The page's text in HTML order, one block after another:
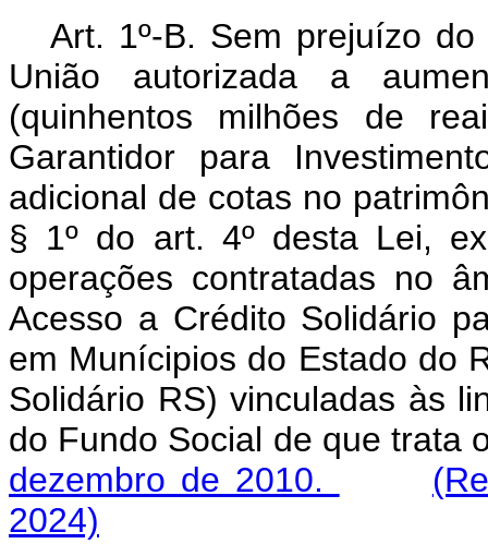
Art. 1º-B. Sem prejuízo
União autorizada a
(quinhentos milhões de
Garantidor para
adicional de cotas no
§ 1º do art. 4º desta Lei,
operações contratadas no
Acesso a Crédito Solidário
em Munícipios do Estado do
Solidário RS) vinculadas às
do Fundo Social de que trata
dezembro de 2010.
2024)